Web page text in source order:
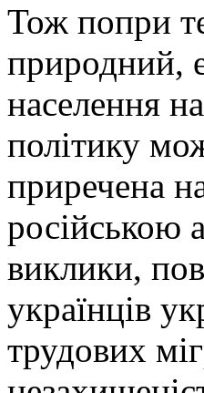
Тож попри
природний,
населення
політику
приречена
російською
виклики,
українців
трудових